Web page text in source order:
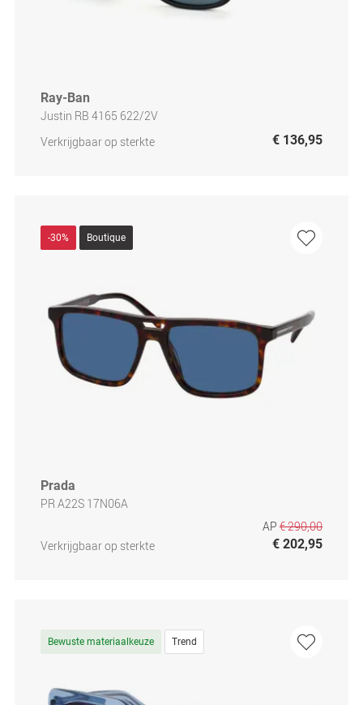
Ray-Ban
Justin RB 4165 622/2V
Verkrijgbaar op sterkte
€ 136,95
-30% Boutique
Prada
PR A22S 17N06A
Verkrijgbaar op sterkte
AP € 290,00
€ 202,95
Bewuste materiaalkeuze Trend